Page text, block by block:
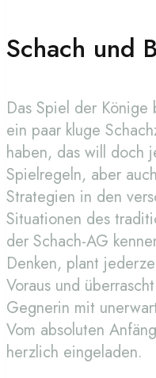
Schach und
Das Spiel der Könige
ein paar kluge
haben, das will doch
Spielregeln, aber
Strategien in den
Situationen des
der Schach-AG
Denken, plant
Voraus und
Gegnerin mit
Vom absoluten
herzlich eingeladen.